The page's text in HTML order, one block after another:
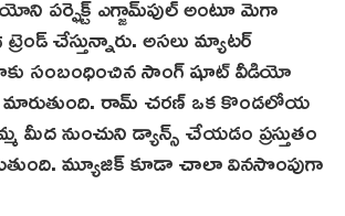
చేస్తున్నారు. అసలు మ్యాటర్
సంబంధించిన సాంగ్ షూట్ వీడియో
గా మారుతుంది. రామ్ చరణ్ ఒక కొండలోయ
మీద నుంచుని డ్యాన్స్ చేయడం ప్రస్తుతం
మ్యూజిక్ కూడా చాలా వినసొంపుగా